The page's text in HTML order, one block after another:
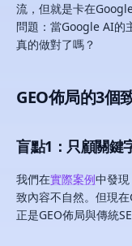
流，但就是卡在
問題：當Google AI的
真的做對了嗎？
GEO佈局的3個
盲點1：只顧關鍵
我們在實際案例中發
致內容不自然。但現
正是GEO佈局與傳統